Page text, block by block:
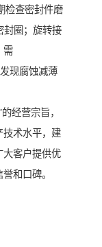
检查密封件磨
封圈；旋转接
需
现腐蚀减薄
经营宗旨，
技术水平，建
大客户提供优
和口碑。